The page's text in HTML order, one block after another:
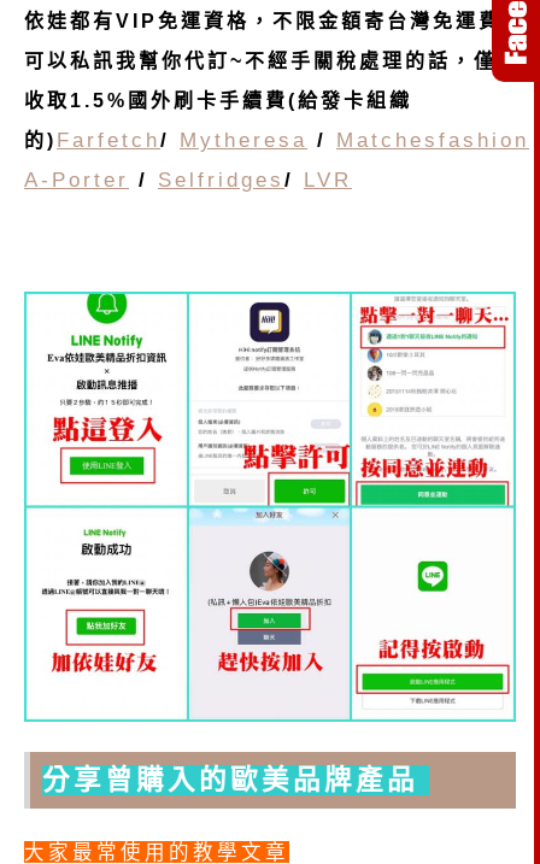
依娃都有VIP免運資格，不限金額寄台灣免運費!
可以私訊我幫你代訂~不經手關稅處理的話，僅
收取1.5%國外刷卡手續費(給發卡組織
的) Farfetch/ Mytheresa / Matchesfashion
A-Porter
/ Selfridges / LVR
分享曾購入的歐美品牌產品
大家最常使用的教學文章